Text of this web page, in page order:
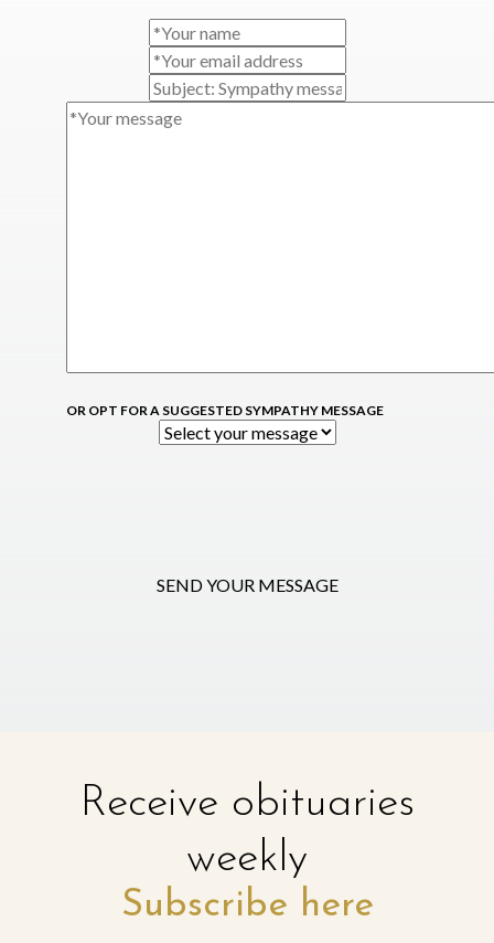
OR OPT FOR A SUGGESTED SYMPATHY MESSAGE
SEND YOUR MESSAGE
Receive obituaries
weekly
Subscribe here